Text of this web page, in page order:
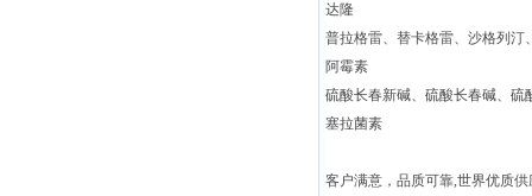
达隆
普拉格雷、替卡格雷、沙格列汀
阿霉素
硫酸长春新碱、硫酸长春碱、硫
塞拉菌素
客户满意，品质可靠,世界优质